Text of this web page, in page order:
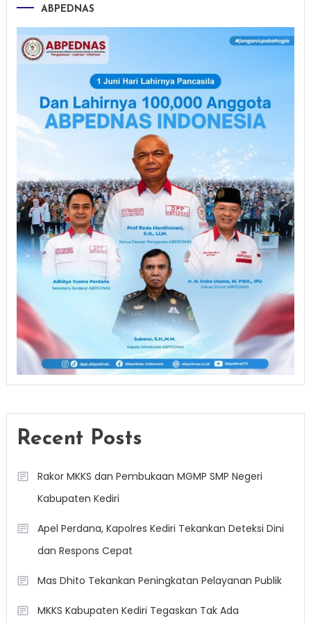
ABPEDNAS
Recent Posts
Rakor MKKS dan Pembukaan MGMP SMP Negeri
Kabupaten Kediri
Apel Perdana, Kapolres Kediri Tekankan Deteksi Dini
dan Respons Cepat
Mas Dhito Tekankan Peningkatan Pelayanan Publik
MKKS Kabupaten Kediri Tegaskan Tak Ada